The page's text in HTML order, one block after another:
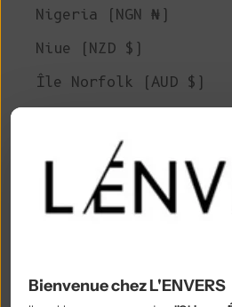
Nigeria (NGN ₦)
Niue (NZD $)
Île Norfolk (AUD $)
Norvège (EUR €)
Oman (EUR €)
Pakistan (PKR ₨)
Panama (USD $)
Bienvenue chez L'ENVERS